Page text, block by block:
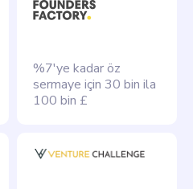
%7'ye kadar öz
sermaye için 30 bin ila
100 bin £